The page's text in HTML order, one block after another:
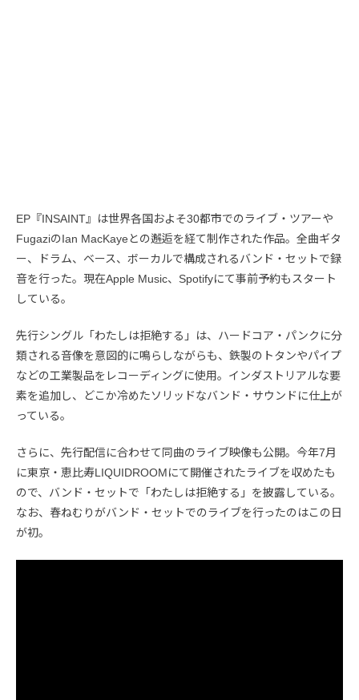
EP『INSAINT』は世界各国およそ30都市でのライブ・ツアーや
FugaziのIan MacKayeとの邂逅を経て制作された作品。全曲ギタ
ー、ドラム、ベース、ボーカルで構成されるバンド・セットで録
音を行った。現在Apple Music、Spotifyにて事前予約もスタート
している。
先行シングル「わたしは拒絶する」は、ハードコア・パンクに分
類される音像を意図的に鳴らしながらも、鉄製のトタンやパイプ
などの工業製品をレコーディングに使用。インダストリアルな要
素を追加し、どこか冷めたソリッドなバンド・サウンドに仕上が
っている。
さらに、先行配信に合わせて同曲のライブ映像も公開。今年7月
に東京・恵比寿LIQUIDROOMにて開催されたライブを収めたも
ので、バンド・セットで「わたしは拒絶する」を披露している。
なお、春ねむりがバンド・セットでのライブを行ったのはこの日
が初。